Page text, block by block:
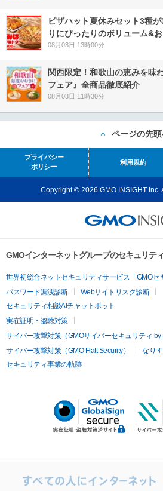
ピザハット夏休みセット3種
りにぴったりのボリューム&
08月03日 13時00分
関西限定！和歌山の恵みを味
フェア』全商品徹底紹介
08月03日 11時30分
ページの先
プライバシー
ポリシー
利用規約
Copyright © 2026 GMO INSIGHT Inc.
GMOインターネットグループのセキュリテ
世界初総合ネットセキュリティサービス「GMOセ
パスワード漏洩診断
Webサイトリスク診断
セキュリティ相談AIチャットボット
実在証明・盗聴対策
サイバー攻撃対策（GMOサイバーセキュリティ by
サイバー攻撃対策（GMO Flatt Security）
なり
セキュリティ事業の軌跡